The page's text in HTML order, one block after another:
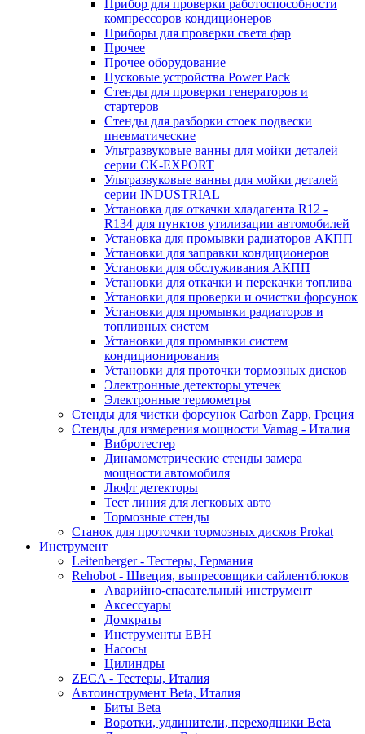
Прибор для проверки работоспособности
компрессоров кондиционеров
Приборы для проверки света фар
Прочее
Прочее оборудование
Пусковые устройства Power Pack
Стенды для проверки генераторов и
стартеров
Стенды для разборки стоек подвески
пневматические
Ультразвуковые ванны для мойки деталей
серии CK-EXPORT
Ультразвуковые ванны для мойки деталей
серии INDUSTRIAL
Установка для откачки хладагента R12 -
R134 для пунктов утилизации автомобилей
Установка для промывки радиаторов АКПП
Установки для заправки кондиционеров
Установки для обслуживания АКПП
Установки для откачки и перекачки топлива
Установки для проверки и очистки форсунок
Установки для промывки радиаторов и
топливных систем
Установки для промывки систем
кондиционирования
Установки для проточки тормозных дисков
Электронные детекторы утечек
Электронные термометры
Стенды для чистки форсунок Carbon Zapp, Греция
Стенды для измерения мощности Vamag - Италия
Вибротестер
Динамометрические стенды замера
мощности автомобиля
Люфт детекторы
Тест линия для легковых авто
Тормозные стенды
Станок для проточки тормозных дисков Prokat
Инструмент
Leitenberger - Тестеры, Германия
Rehobot - Швеция, выпресовщики сайлентблоков
Аварийно-спасательный инструмент
Аксессуары
Домкраты
Инструменты EBH
Насосы
Цилиндры
ZECA - Тестеры, Италия
Автоинструмент Beta, Италия
Биты Beta
Воротки, удлинители, переходники Beta